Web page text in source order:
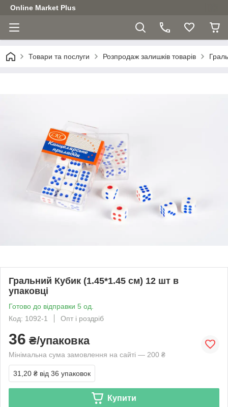
Online Market Plus
Товари та послуги Розпродаж залишків товарів
Гральний Кубик (1.45*1.45 см) 12 шт в
упаковці
Готово до відправки 5 од.
Код: 1092-1
Опт і роздріб
36 ₴/упаковка
Мінімальна сума замовлення на сайті — 200 ₴
31,20 ₴ від 36 упаковок
Купити